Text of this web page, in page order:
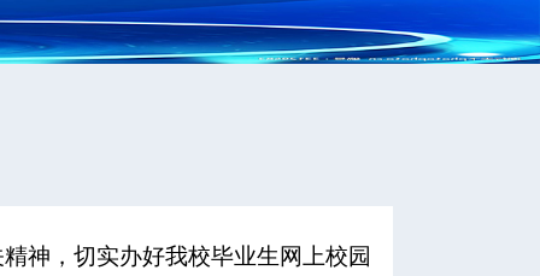
神，切实办好我校毕业生网上校园